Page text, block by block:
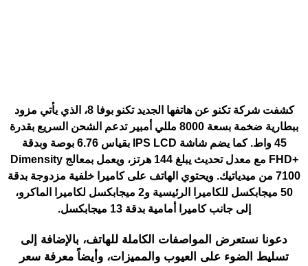
كشفت شركة تكنو عن هاتفها الجديدتكنو بوفا 8 ، الذي يأتي مزود
ببطارية ضخمة بسعة 8000 مللي أمبير تدعم الشحن السريع بقدرة
45 واط. كما يضم شاشة IPS LCD بقياس 6.76 بوصة وبدقة
+FHD مع معدل تحديث يبلغ 144 هرتز، ويعمل بمعالج Dimensity
7100 من ميدياتيك. ويحتوي الهاتف على كاميرا خلفية مزدوجة بدقة
50 ميجابكسل للكاميرا الرئيسية و2 ميجابكسل لكاميرا الماكرو،
إلى جانب كاميرا أمامية بدقة 13 ميجابكسل.
دعونا نستعرض المواصفات الكاملة للهاتف، بالإضافة إلى
تسليط الضوء على العيوب والمميزات، وأيضاً معرفة سعر